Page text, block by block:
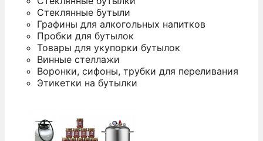
Стеклянные бутыли
Графины для алкогольных напитков
Пробки для бутылок
Товары для укупорки бутылок
Винные стеллажи
Воронки, сифоны, трубки для переливания
Этикетки на бутылки